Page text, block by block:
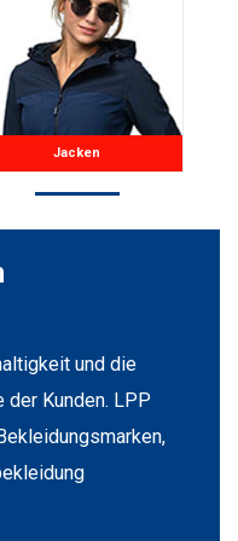
Jacken
und die
Kunden. LPP